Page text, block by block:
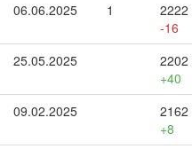
06.06.2025 1
2222
-16
25.05.2025
2202
+40
09.02.2025
2162
+8